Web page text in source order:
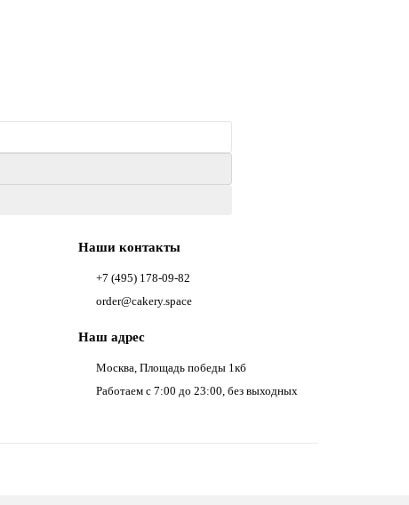
Наши контакты
+7 (495) 178-09-82
order@cakery.space
Наш адрес
Москва, Площадь победы 1кб
Работаем с 7:00 до 23:00, без выходных